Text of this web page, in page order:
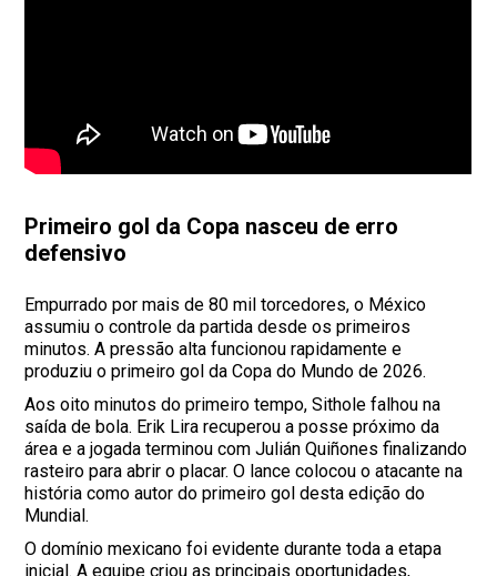
Primeiro gol da Copa nasceu de erro
defensivo
Empurrado por mais de 80 mil torcedores, o México
assumiu o controle da partida desde os primeiros
minutos. A pressão alta funcionou rapidamente e
produziu o primeiro gol da Copa do Mundo de 2026.
Aos oito minutos do primeiro tempo, Sithole falhou na
saída de bola. Erik Lira recuperou a posse próximo da
área e a jogada terminou com Julián Quiñones finalizando
rasteiro para abrir o placar. O lance colocou o atacante na
história como autor do primeiro gol desta edição do
Mundial.
O domínio mexicano foi evidente durante toda a etapa
inicial. A equipe criou as principais oportunidades,